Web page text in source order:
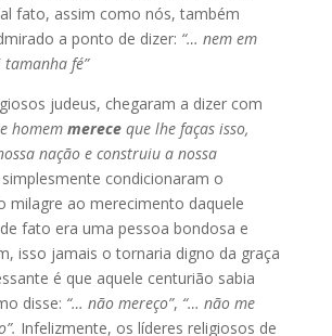
fato, assim como nós, também
a ponto de dizer: “… nem em
fé”
judeus, chegaram a dizer com
homem merece que lhe faças isso,
nação e construiu a nossa
simplesmente condicionaram o
milagre ao merecimento daquele
fato era uma pessoa bondosa e
isso jamais o tornaria digno da graça
é que aquele centurião sabia
disse: “… não mereço”, “… não me
Infelizmente, os líderes religiosos de